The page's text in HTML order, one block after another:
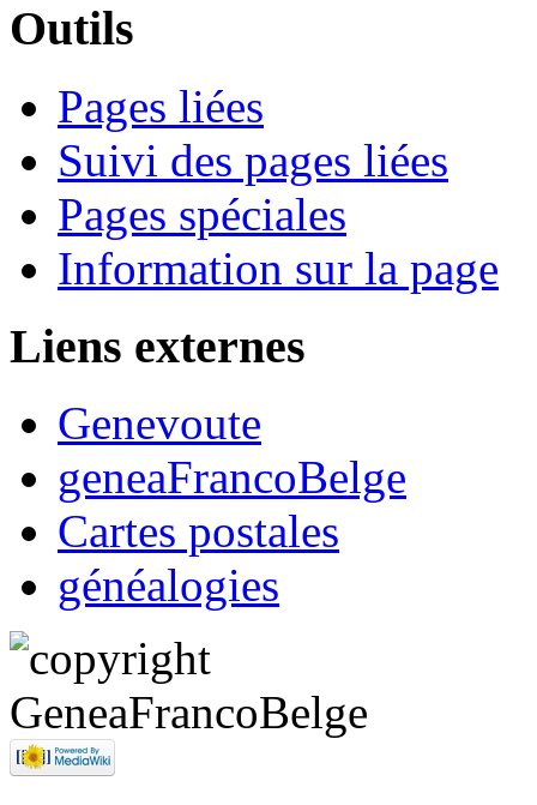
Outils
Pages liées
Suivi des pages liées
Pages spéciales
Information sur la page
Liens externes
Genevoute
geneaFrancoBelge
Cartes postales
généalogies